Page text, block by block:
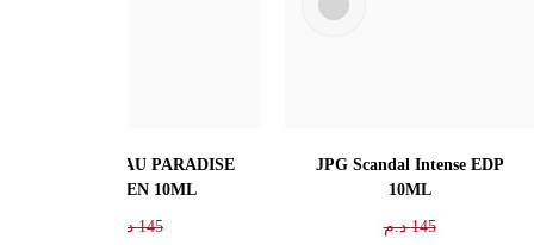
PRADA PARADIGME
PARFUM 10 ML
139.99د.م
YOU SANDALWOOD 10ML
139د.م